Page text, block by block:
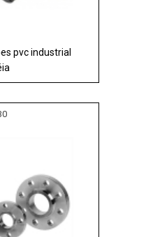
pvc industrial